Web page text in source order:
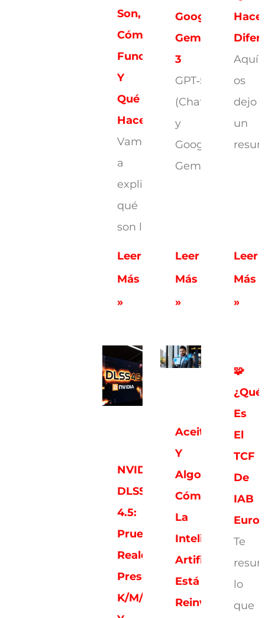
Son,
Cómo
Funcionan
Y
Qué
Hacen
Vamos
a
explicarte
qué
son los
Leer
Más
»
Google
Gemini
3
GPT‑5.2
(ChatGPT)
y
Google
Gemini
Leer
Más
»
Hace
Aquí
os
dejo
un
Leer
Más
»
NVIDIA
DLSS
4.5:
Pruebas
Reales,
Presets
K/M/L
Aceitunas
Y
Algoritmos:
Cómo
La
Inteligencia
Artificial
Está
Reinventando
🧩
¿Qué
Es
El
TCF
De
IAB
Te
lo
que